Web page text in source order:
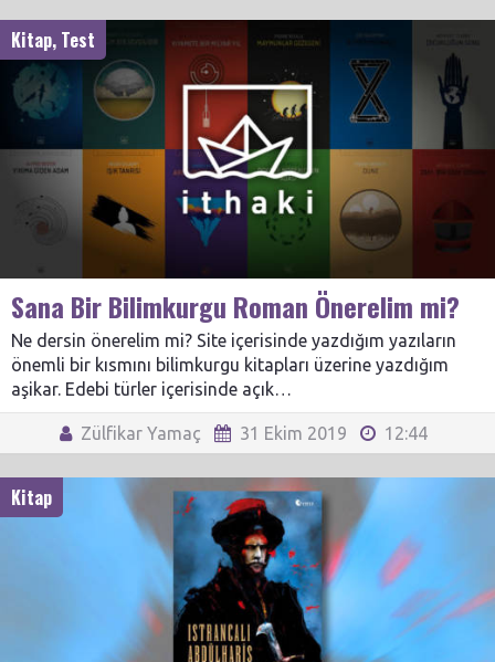
Kitap, Test
Sana Bir Bilimkurgu Roman Önerelim mi?
Ne dersin önerelim mi? Site içerisinde yazdığım yazıların
önemli bir kısmını bilimkurgu kitapları üzerine yazdığım
aşikar. Edebi türler içerisinde açık…
Zülfikar Yamaç 31 Ekim 2019 12:44
Kitap